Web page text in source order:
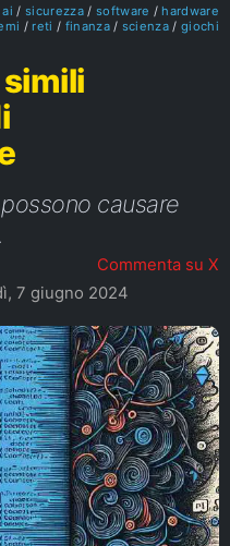
ai sicurezza software
hardware
reti finanza scienza giochi
causare
Commenta su X
7 giugno 2024